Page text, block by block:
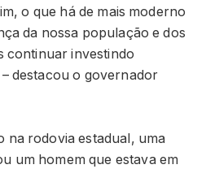
o que há de mais moderno
da nossa população e dos
continuar investindo
destacou o governador
na rodovia estadual, uma
um homem que estava em